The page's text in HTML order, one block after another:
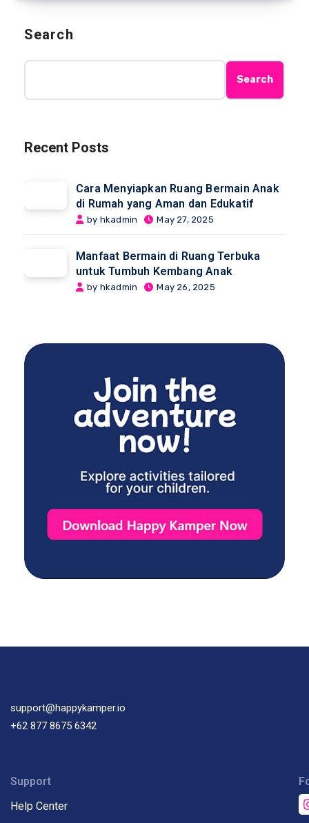
Search
Search
Recent Posts
Cara Menyiapkan Ruang Bermain Anak
di Rumah yang Aman dan Edukatif
by hkadmin May 27, 2025
Manfaat Bermain di Ruang Terbuka
untuk Tumbuh Kembang Anak
by hkadmin May 26, 2025
support@happykamper.io
+62 877 8675 6342
Support
Help Center